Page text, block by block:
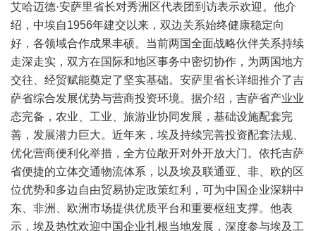
艾哈迈德·安萨里省长对秀洲区代表团到访表示欢迎。他介
绍，中埃自1956年建交以来，双边关系始终健康稳定向
好，各领域合作成果丰硕。当前两国全面战略伙伴关系持续
走深走实，双方在国际和地区事务中密切协作，为两国地方
交往、经贸赋能奠定了坚实基础。安萨里省长详细推介了吉
萨省综合发展优势与营商投资环境。据介绍，吉萨省产业业
态完备，农业、工业、旅游业协同发展，基础设施配套完
善，发展潜力巨大。近年来，埃及持续完善投资配套法规、
优化营商便利化举措，全方位敞开对外开放大门。依托吉萨
省便捷的立体交通物流体系，以及埃及联通亚、非、欧的区
位优势和多边自由贸易协定政策红利，可为中国企业深耕中
东、非洲、欧洲市场提供优质平台和重要枢纽支撑。他表
示，埃及热忱欢迎中国企业扎根当地发展，深度参与埃及工